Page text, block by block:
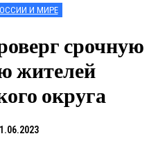
И МИРЕ
срочную
жителей
округа